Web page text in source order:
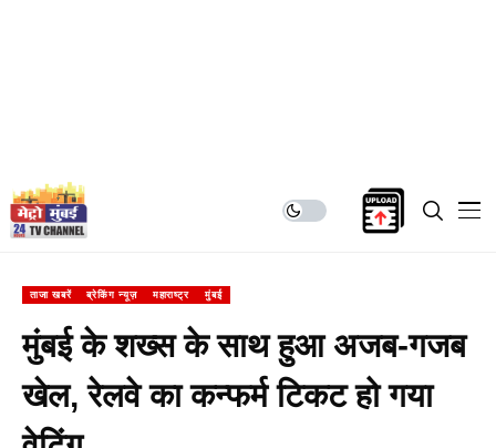
ताजा खबरें ब्रेकिंग न्यूज़ महाराष्ट्र मुंबई
मुंबई के शख्स के साथ हुआ अजब-गजब
खेल, रेलवे का कन्फर्म टिकट हो गया